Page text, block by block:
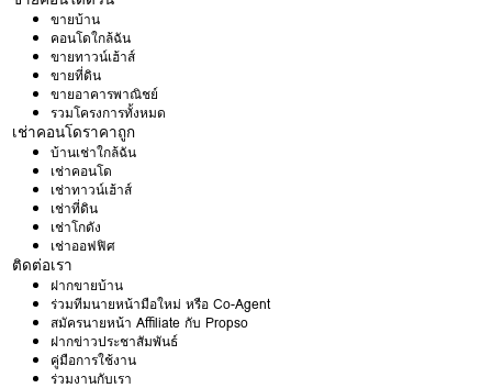
ขายบ้าน
คอนโดใกล้ฉัน
ขายทาวน์เฮ้าส์
ขายที่ดิน
ขายอาคารพาณิชย์
รวมโครงการทั้งหมด
เช่าคอนโดราคาถูก
บ้านเช่าใกล้ฉัน
เช่าคอนโด
เช่าทาวน์เฮ้าส์
เช่าที่ดิน
เช่าโกดัง
เช่าออฟฟิศ
ติดต่อเรา
ฝากขายบ้าน
ร่วมทีมนายหน้ามือใหม่ หรือ Co-Agent
สมัครนายหน้า Affiliate กับ Propso
ฝากข่าวประชาสัมพันธ์
คู่มือการใช้งาน
ร่วมงานกับเรา